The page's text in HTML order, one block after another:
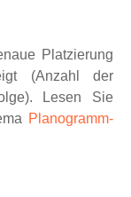
Platzierung
(Anzahl der
Lesen Sie
Planogramm-